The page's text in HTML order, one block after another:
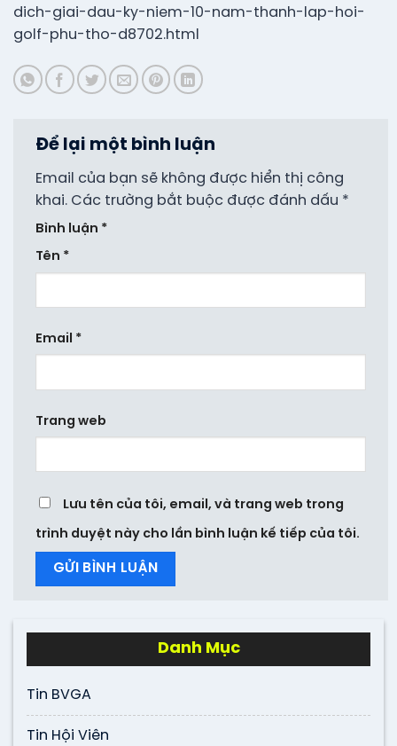
dich-giai-dau-ky-niem-10-nam-thanh-lap-hoi-
golf-phu-tho-d8702.html
Để lại một bình luận
Email của bạn sẽ không được hiển thị công
khai. Các trường bắt buộc được đánh dấu *
Bình luận *
Tên *
Email *
Trang web
Lưu tên của tôi, email, và trang web trong
trình duyệt này cho lần bình luận kế tiếp của tôi.
Danh Mục
Tin BVGA
Tin Hội Viên